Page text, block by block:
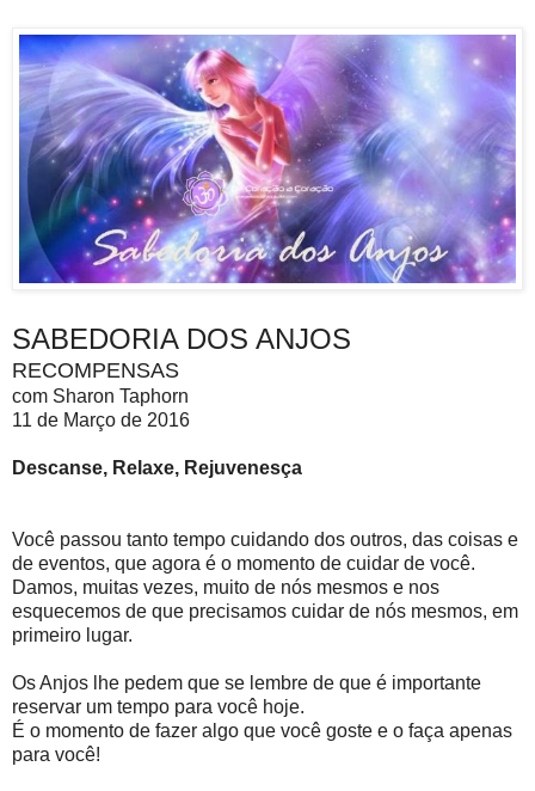
SABEDORIA DOS ANJOS
RECOMPENSAS
com Sharon Taphorn
11 de Março de 2016
Descanse, Relaxe, Rejuvenesça
Você passou tanto tempo cuidando dos outros, das coisas e
de eventos, que agora é o momento de cuidar de você.
Damos, muitas vezes, muito de nós mesmos e nos
esquecemos de que precisamos cuidar de nós mesmos, em
primeiro lugar.
Os Anjos lhe pedem que se lembre de que é importante
reservar um tempo para você hoje.
É o momento de fazer algo que você goste e o faça apenas
para você!